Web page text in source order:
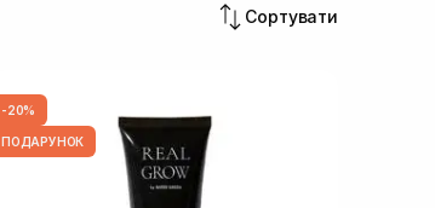
Сортувати
-20%
ПОДАРУНОК